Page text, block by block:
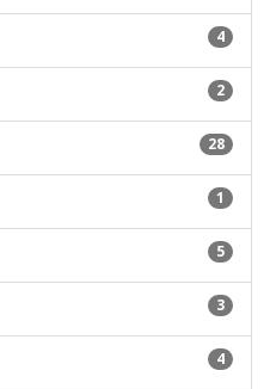
4
2
28
1
5
3
4